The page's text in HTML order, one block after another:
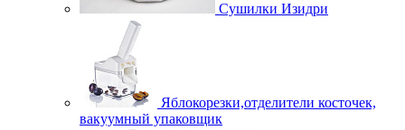
Сушилки Изидри
Яблокорезки,отделители косточек,
вакуумный упаковщик